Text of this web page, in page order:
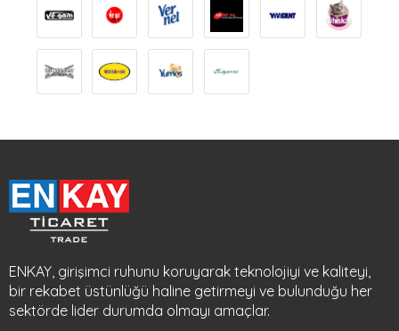
ENKAY, girişimci ruhunu koruyarak teknolojiyi ve kaliteyi,
bir rekabet üstünlüğü haline getirmeyi ve bulunduğu her
sektörde lider durumda olmayı amaçlar.